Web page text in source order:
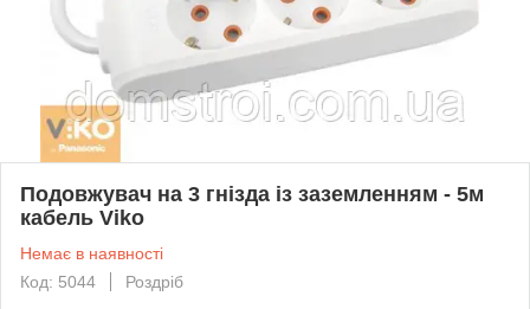
Подовжувач на 3 гнізда із заземленням - 5м
кабель Viko
Немає в наявності
Код: 5044
Роздріб